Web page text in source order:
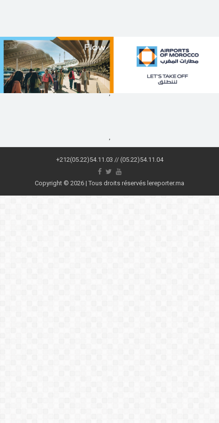
,
,
+212(05.22)54.11.03 // (05.22)54.11.04
Copyright © 2026 | Tous droits réservés lereporter.ma